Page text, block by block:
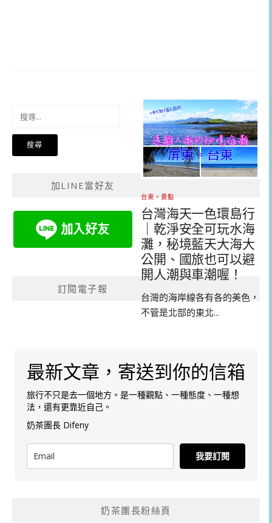
台東。景點
台灣海天一色環島行
｜乾淨安全可玩水海
灘，秘境藍天大海大
公開、國旅也可以避
開人潮與車潮喔！
台灣的海岸線各有各的美色，
不管是北部的東北...
關
加LINE當好友
訂閱電子報
最新文章，寄送到你的信箱
旅行不只是去一個地方。是一種觀點、一種態度、一種想
法，還有更靠近自己。
奶茶團長 Difeny
我要訂閱
奶茶團長粉絲頁